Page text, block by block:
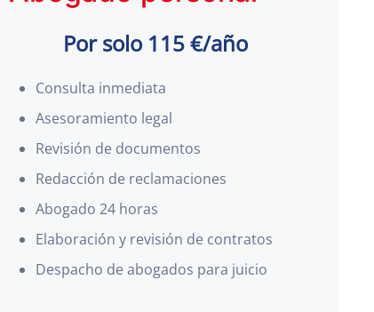
Por solo 115 €/año
Consulta inmediata
Asesoramiento legal
Revisión de documentos
Redacción de reclamaciones
Abogado 24 horas
Elaboración y revisión de contratos
Despacho de abogados para juicio